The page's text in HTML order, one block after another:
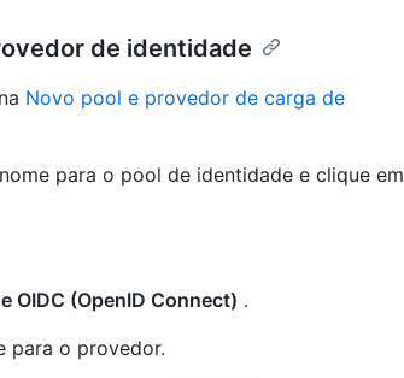
de identidade
Novo pool e provedor de carga de
para o pool de identidade e clique em
OIDC (OpenID Connect) .
para o provedor.